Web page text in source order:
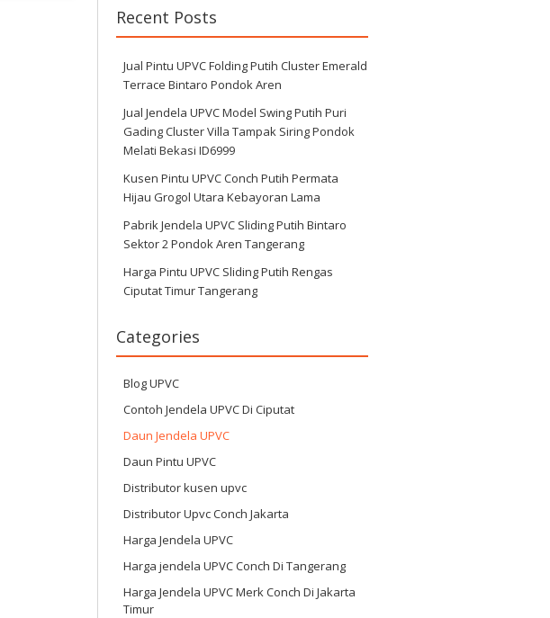
Recent Posts
Jual Pintu UPVC Folding Putih Cluster Emerald
Terrace Bintaro Pondok Aren
Jual Jendela UPVC Model Swing Putih Puri
Gading Cluster Villa Tampak Siring Pondok
Melati Bekasi ID6999
Kusen Pintu UPVC Conch Putih Permata
Hijau Grogol Utara Kebayoran Lama
Pabrik Jendela UPVC Sliding Putih Bintaro
Sektor 2 Pondok Aren Tangerang
Harga Pintu UPVC Sliding Putih Rengas
Ciputat Timur Tangerang
Categories
Blog UPVC
Contoh Jendela UPVC Di Ciputat
Daun Jendela UPVC
Daun Pintu UPVC
Distributor kusen upvc
Distributor Upvc Conch Jakarta
Harga Jendela UPVC
Harga jendela UPVC Conch Di Tangerang
Harga Jendela UPVC Merk Conch Di Jakarta
Timur